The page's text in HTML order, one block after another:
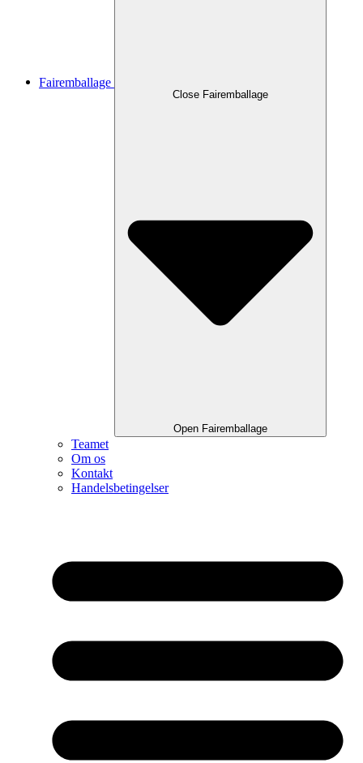
Fairemballage
Close Fairemballage
Open Fairemballage
Teamet
Om os
Kontakt
Handelsbetingelser